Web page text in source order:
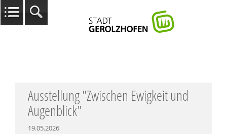
Ausstellung "Zwischen Ewigkeit und
Augenblick"
19.05.2026